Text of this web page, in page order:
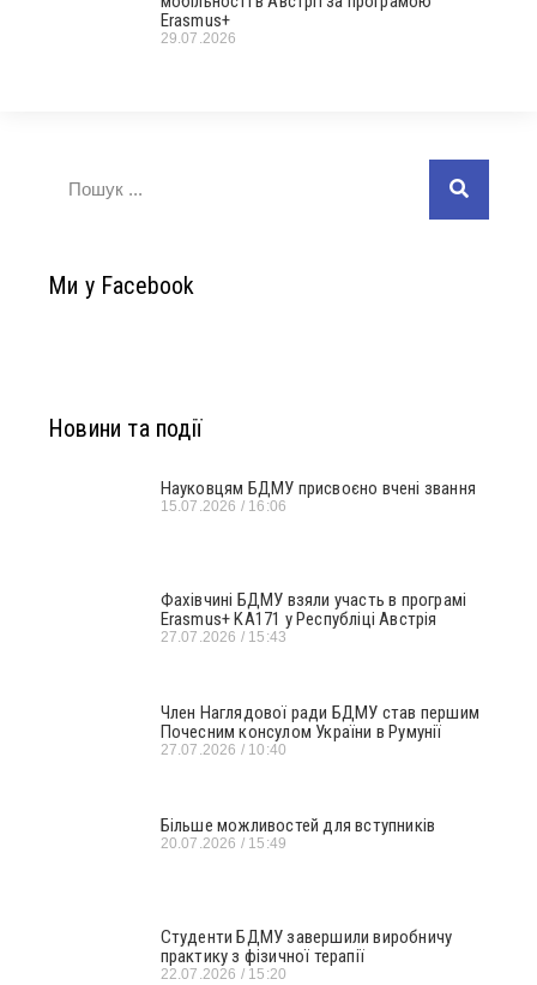
Erasmus+
29.07.2026
Ми у Facebook
Новини та події
Науковцям БДМУ присвоєно вчені звання
15.07.2026 16:06
Фахівчині БДМУ взяли участь в програмі
Erasmus+ KA171 у Республіці Австрія
27.07.2026 15:43
Член Наглядової ради БДМУ став першим
Почесним консулом України в Румунії
27.07.2026 10:40
Більше можливостей для вступників
20.07.2026 15:49
Студенти БДМУ завершили виробничу
практику з фізичної терапії
22.07.2026 15:20